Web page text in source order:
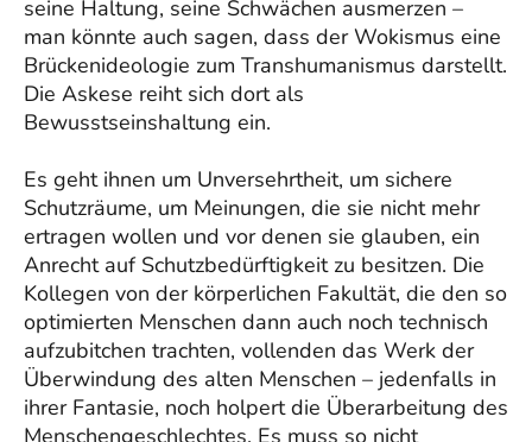
seine Haltung, seine Schwächen ausmerzen –
man könnte auch sagen, dass der Wokismus eine
Brückenideologie zum Transhumanismus darstellt.
Die Askese reiht sich dort als
Bewusstseinshaltung ein.
Es geht ihnen um Unversehrtheit, um sichere
Schutzräume, um Meinungen, die sie nicht mehr
ertragen wollen und vor denen sie glauben, ein
Anrecht auf Schutzbedürftigkeit zu besitzen. Die
Kollegen von der körperlichen Fakultät, die den so
optimierten Menschen dann auch noch technisch
aufzubitchen trachten, vollenden das Werk der
Überwindung des alten Menschen – jedenfalls in
ihrer Fantasie, noch holpert die Überarbeitung des